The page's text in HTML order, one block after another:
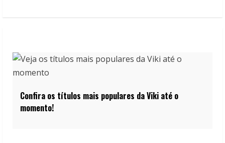
Confira os títulos mais populares da Viki até o
momento!